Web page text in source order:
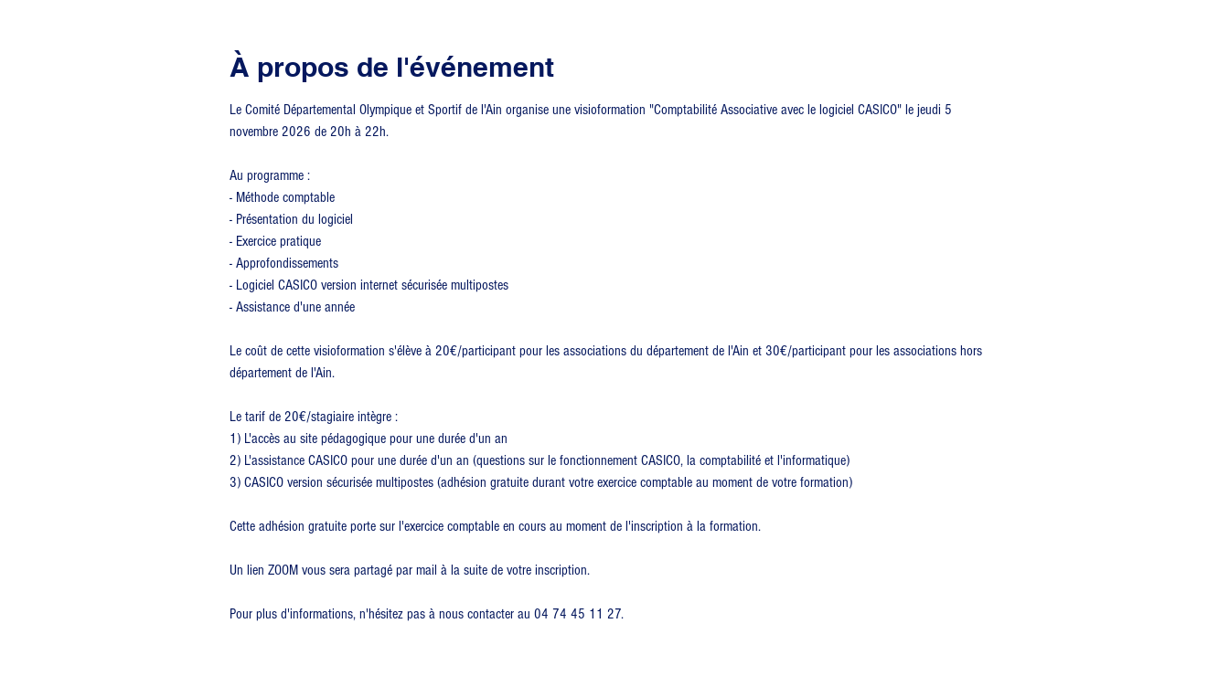
À propos de l'événement
Le Comité Départemental Olympique et Sportif de l'Ain organise une visioformation "Comptabilité Associative avec le logiciel CASICO" le jeudi 5
novembre 2026 de 20h à 22h.
Au programme :
- Méthode comptable
- Présentation du logiciel
- Exercice pratique
- Approfondissements
- Logiciel CASICO version internet sécurisée multipostes
- Assistance d'une année
Le coût de cette visioformation s'élève à 20€/participant pour les associations du département de l'Ain et 30€/participant pour les associations hors
département de l'Ain.
Le tarif de 20€/stagiaire intègre :
1) L'accès au site pédagogique pour une durée d'un an
2) L'assistance CASICO pour une durée d'un an (questions sur le fonctionnement CASICO, la comptabilité et l'informatique)
3) CASICO version sécurisée multipostes (adhésion gratuite durant votre exercice comptable au moment de votre formation)
Cette adhésion gratuite porte sur l'exercice comptable en cours au moment de l'inscription à la formation.
Un lien ZOOM vous sera partagé par mail à la suite de votre inscription.
Pour plus d'informations, n'hésitez pas à nous contacter au 04 74 45 11 27.